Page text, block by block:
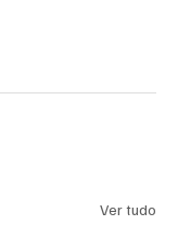
Ver tudo